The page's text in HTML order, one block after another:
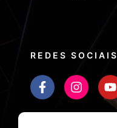
REDES SOCIAIS